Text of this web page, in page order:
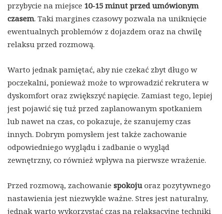
przybycie na miejsce 10-15 minut przed umówionym
czasem. Taki margines czasowy pozwala na uniknięcie
ewentualnych problemów z dojazdem oraz na chwilę
relaksu przed rozmową.
Warto jednak pamiętać, aby nie czekać zbyt długo w
poczekalni, ponieważ może to wprowadzić rekrutera w
dyskomfort oraz zwiększyć napięcie. Zamiast tego, lepiej
jest pojawić się tuż przed zaplanowanym spotkaniem
lub nawet na czas, co pokazuje, że szanujemy czas
innych. Dobrym pomysłem jest także zachowanie
odpowiedniego wyglądu i zadbanie o wygląd
zewnętrzny, co również wpływa na pierwsze wrażenie.
Przed rozmową, zachowanie spokoju oraz pozytywnego
nastawienia jest niezwykle ważne. Stres jest naturalny,
jednak warto wykorzystać czas na relaksacyjne techniki